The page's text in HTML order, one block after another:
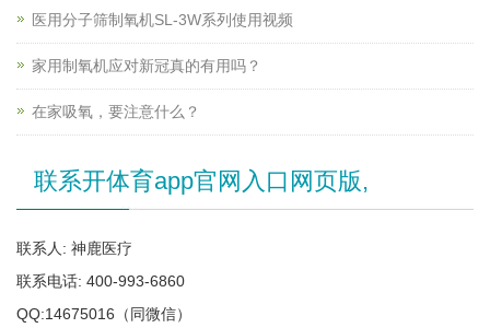
医用分子筛制氧机SL-3W系列使用视频
家用制氧机应对新冠真的有用吗？
在家吸氧，要注意什么？
联系开体育app官网入口网页版,
联系人: 神鹿医疗
联系电话: 400-993-6860
QQ:14675016（同微信）